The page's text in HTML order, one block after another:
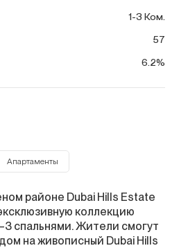
1-3 Ком.
57
6.2%
Апартаменты
районе Dubai Hills Estate
коллекцию
спальнями. Жители смогут
на живописный Dubai Hills